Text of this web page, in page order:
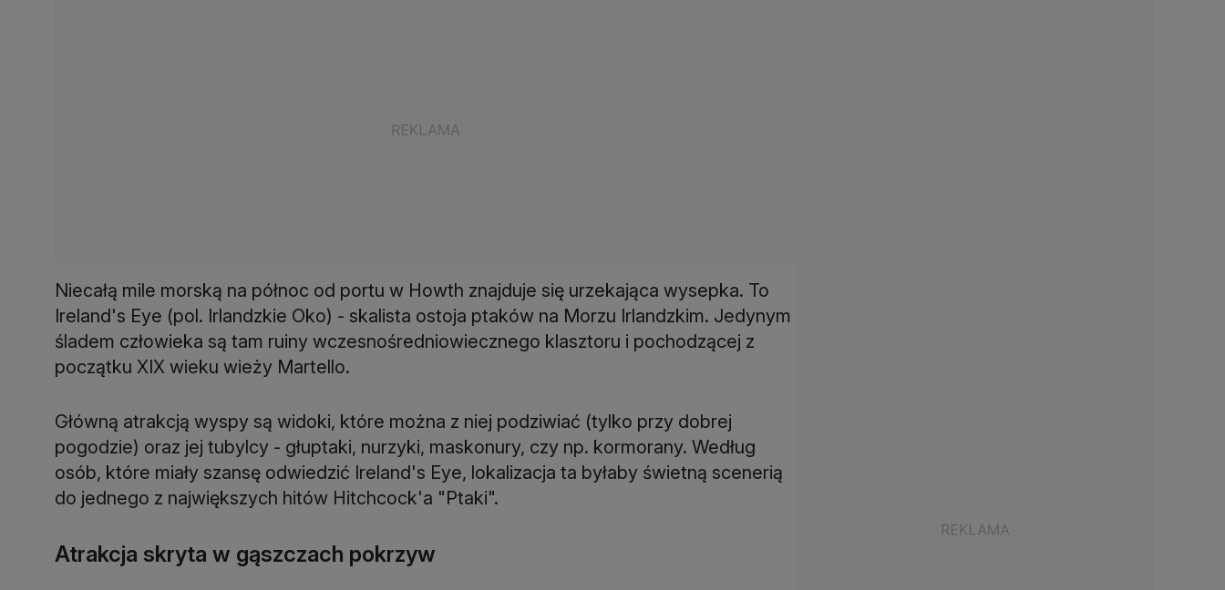
Niecałą mile morską na północ od portu w Howth znajduje się urzekająca wysepka. To
Ireland's Eye (pol. Irlandzkie Oko) - skalista ostoja ptaków na Morzu Irlandzkim. Jedynym
śladem człowieka są tam ruiny wczesnośredniowiecznego klasztoru i pochodzącej z
początku XIX wieku wieży Martello.
Główną atrakcją wyspy są widoki, które można z niej podziwiać (tylko przy dobrej
pogodzie) oraz jej tubylcy - głuptaki, nurzyki, maskonury, czy np. kormorany. Według
osób, które miały szansę odwiedzić Ireland's Eye, lokalizacja ta byłaby świetną scenerią
do jednego z największych hitów Hitchcock'a "Ptaki".
Atrakcja skryta w gąszczach pokrzyw